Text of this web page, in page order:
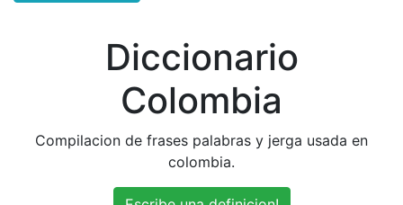
Diccionario
Colombia
Compilacion de frases palabras y jerga usada en
colombia.